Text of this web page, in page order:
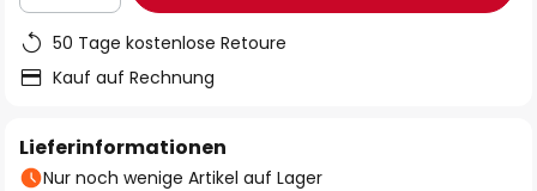
50 Tage kostenlose Retoure
Kauf auf Rechnung
Lieferinformationen
Nur noch wenige Artikel auf Lager